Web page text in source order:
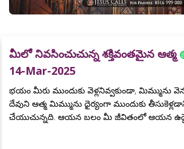
మీలో నివసించుచున్న శక్తివంతమైన ఆత్మ
14-Mar-2025
భయం మీరు ముందుకు వెళ్లనివ్వకుండా, మిమ్మును
దేవుని ఆత్మ మిమ్మును ధైర్యంగా ముందుకు
చేయుచున్నది. ఆయన బలం మీ జీవితంలో ఆయన